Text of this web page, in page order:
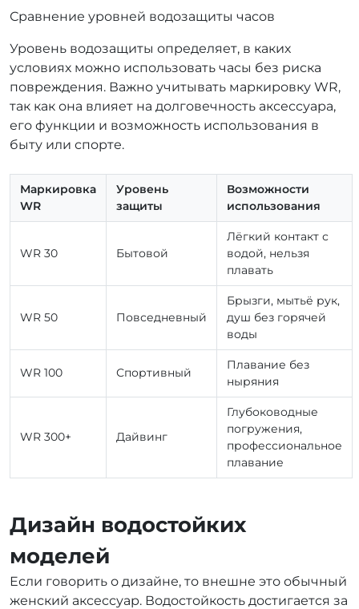
Сравнение уровней водозащиты часов
Уровень водозащиты определяет, в каких
условиях можно использовать часы без риска
повреждения. Важно учитывать маркировку WR,
так как она влияет на долговечность аксессуара,
его функции и возможность использования в
быту или спорте.
Маркировка
WR
Уровень
защиты
Возможности
использования
WR 30 Бытовой
Лёгкий контакт с
водой, нельзя
плавать
WR 50 Повседневный
Брызги, мытьё рук,
душ без горячей
воды
WR 100 Спортивный
Плавание без
ныряния
WR 300+ Дайвинг
Глубоководные
погружения,
профессиональное
плавание
Дизайн водостойких
моделей
Если говорить о дизайне, то внешне это обычный
женский аксессуар. Водостойкость достигается за